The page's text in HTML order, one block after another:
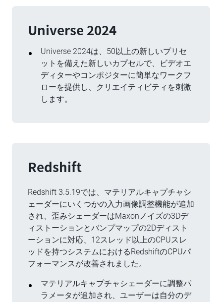
Universe 2024
Universe 2024は、50以上の新しいプリセ
ットを備えた新しいカプセルで、ビデオエ
ディターやコンポジターに簡単なワークフ
ローを提供し、クリエイティビティを刺激
します。
Redshift
Redshift 3.5.19では、マテリアルキャプチャシ
ェーダーにいくつかの入力画像調整機能が追加
され、歪みシェーダーはMaxonノイズの3Dデ
ィストーションとバンプマップの2Dディスト
ーションに対応、12スレッド以上のCPUスレ
ッドを持つシステムにおけるRedshiftのCPUパ
フォーマンスが改善されました。
マテリアルキャプチャシェーダーに調整パ
ラメータが追加され、ユーザーは自分のデ